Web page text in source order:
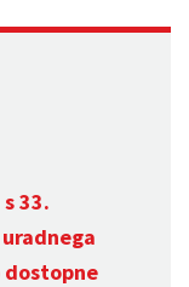
33.
dostopne